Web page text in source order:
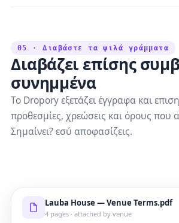
05 · Διαβάστε τα ψιλά γράμματα
Διαβάζει επίσης
συνημμένα
Το Dropory εξετάζει έγγραφα και
προθεσμίες, χρεώσεις και όρους που
Σημαίνει? εσύ αποφασίζεις.
Lauba House — Venue Terms.pdf
4 pages · attached by venue